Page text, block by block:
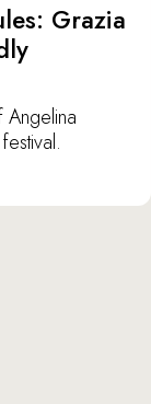
Grazia
Angelina